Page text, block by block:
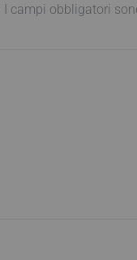
I campi obbligatori